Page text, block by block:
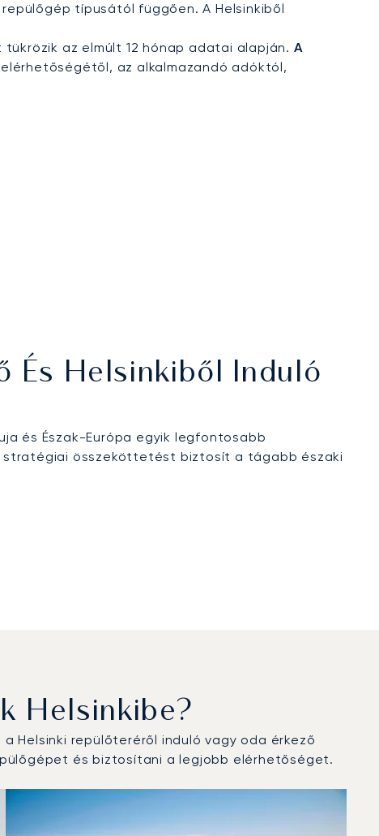
típusától függően. A Helsinkiből
az elmúlt 12 hónap adatai alapján. A
az alkalmazandó adóktól,
És Helsinkiből Induló
és Észak-Európa egyik legfontosabb
stratégiai összeköttetést biztosít a tágabb északi
Helsinkibe?
Helsinki repülőteréről induló vagy oda érkező
és biztosítani a legjobb elérhetőséget.